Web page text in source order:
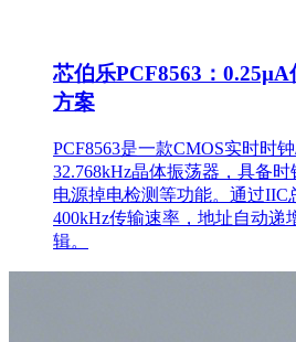
芯伯乐PCF8563：
方案
PCF8563是一款CMOS实时时
32.768kHz晶体振荡器，具备
电源掉电检测等功能。通过IIC
400kHz传输速率，地址自动递
辑。